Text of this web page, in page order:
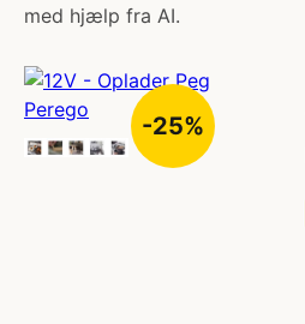
med hjælp fra AI.
-25%